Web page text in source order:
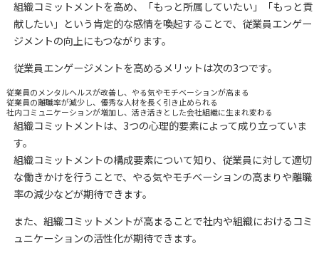
組織コミットメントを高め、「もっと所属していたい」「もっと貢
献したい」という肯定的な感情を喚起することで、 従業員エンゲー
ジメントの向上にもつながります。
従業員エンゲージメントを高めるメリットは次の3つです。
従業員のメンタルヘルスが改善し、やる気やモチベーションが高まる
従業員の離職率が減少し、優秀な人材を長く引き止められる
社内コミュニケーションが増加し、活き活きとした会社組織に生まれ変わる
組織コミットメントは、3つの心理的要素によって成り立っていま
す。
組織コミットメントの構成要素について知り、従業員に対して適切
な働きかけを行うことで、やる気やモチベーションの高まりや離職
率の減少などが期待できます。
また、組織コミットメントが高まることで社内や組織におけるコミ
ュニケーションの活性化が期待できます。